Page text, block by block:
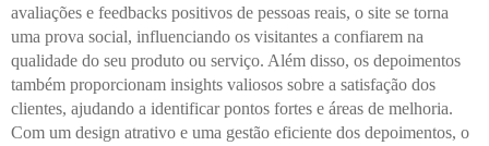
avaliações e feedbacks positivos de pessoas reais, o site se torna
uma prova social, influenciando os visitantes a confiarem na
qualidade do seu produto ou serviço. Além disso, os depoimentos
também proporcionam insights valiosos sobre a satisfação dos
clientes, ajudando a identificar pontos fortes e áreas de melhoria.
Com um design atrativo e uma gestão eficiente dos depoimentos, o